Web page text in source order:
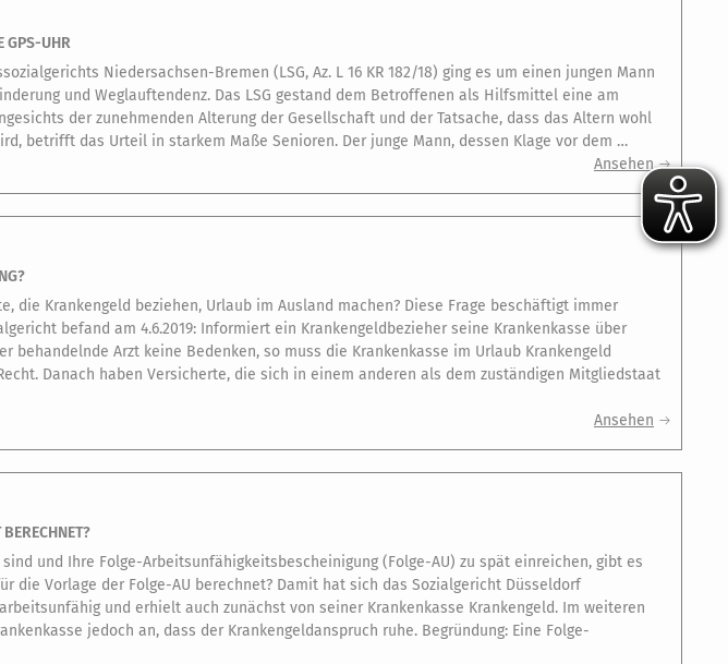
GPS-UHR
Niedersachsen-Bremen (LSG, Az. L 16 KR 182/18) ging es um einen jungen Mann
und Weglauftendenz. Das LSG gestand dem Betroffenen als Hilfsmittel eine am
der zunehmenden Alterung der Gesellschaft und der Tatsache, dass das Altern wohl
betrifft das Urteil in starkem Maße Senioren. Der junge Mann, dessen Klage vor dem …
Ansehen
die Krankengeld beziehen, Urlaub im Ausland machen? Diese Frage beschäftigt immer
befand am 4.6.2019: Informiert ein Krankengeldbezieher seine Krankenkasse über
behandelnde Arzt keine Bedenken, so muss die Krankenkasse im Urlaub Krankengeld
Danach haben Versicherte, die sich in einem anderen als dem zuständigen Mitgliedstaat
Ansehen
und Ihre Folge-Arbeitsunfähigkeitsbescheinigung (Folge-AU) zu spät einreichen, gibt es
die Vorlage der Folge-AU berechnet? Damit hat sich das Sozialgericht Düsseldorf
und erhielt auch zunächst von seiner Krankenkasse Krankengeld. Im weiteren
jedoch an, dass der Krankengeldanspruch ruhe. Begründung: Eine Folge-